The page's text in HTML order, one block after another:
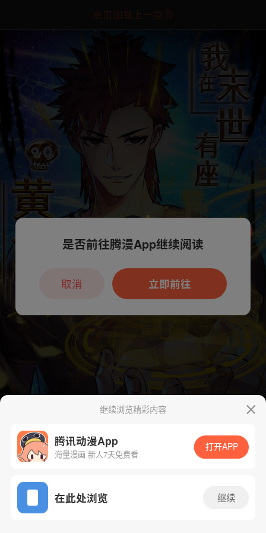
点击加载上一章节
App免费看
下一话 腾漫App免费看
继续浏览精彩内容
腾讯动漫App
海量漫画 新人7天免费看
打开APP
在此处浏览 继续
本章节仅支持App阅读，可打开App新用
户7天免费看
是否前往腾漫App继续阅读
立即前往
取消